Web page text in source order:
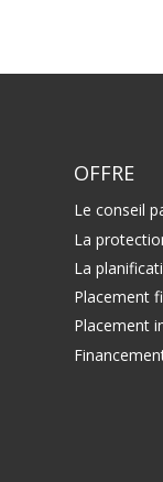
OFFRE
Le conseil
La
La
Placement
Placement